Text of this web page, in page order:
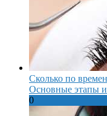
Сколько по
Основные этапы
0